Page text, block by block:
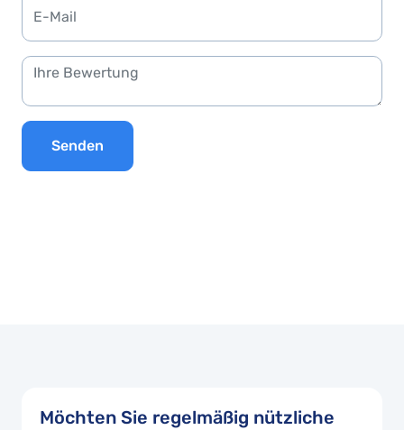
Senden
Möchten Sie regelmäßig nützliche